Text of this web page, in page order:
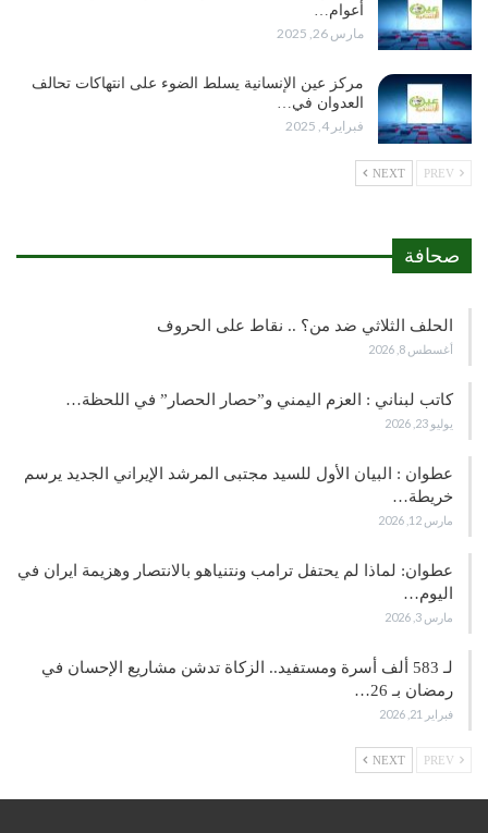
أعوام…
مارس 26, 2025
مركز عين الإنسانية يسلط الضوء على انتهاكات تحالف
العدوان في…
فبراير 4, 2025
NEXT
صحافة
الحلف الثلاثي ضد من؟ .. نقاط على الحروف
أغسطس 8, 2026
كاتب لبناني : العزم اليمني و”حصار الحصار” في اللحظة…
يوليو 23, 2026
عطوان : البيان الأول للسيد مجتبى المرشد الإيراني الجديد يرسم
خريطة…
مارس 12, 2026
عطوان: لماذا لم يحتفل ترامب ونتنياهو بالانتصار وهزيمة ايران في
اليوم…
مارس 3, 2026
لـ 583 ألف أسرة ومستفيد.. الزكاة تدشن مشاريع الإحسان في
رمضان بـ 26…
فبراير 21, 2026
NEXT